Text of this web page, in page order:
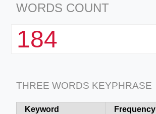
WORDS COUNT
184
THREE WORDS KEYPHRASE
Keyword Frequency